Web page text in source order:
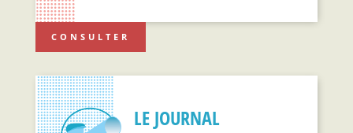
CONSULTER
LE JOURNAL